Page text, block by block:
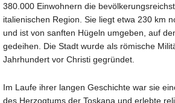
380.000 Einwohnern die
italienischen Region. Sie liegt etwa 230 km
und ist von sanften Hügeln umgeben, auf
gedeihen. Die Stadt wurde als römische
Jahrhundert vor Christi gegründet.
Im Laufe ihrer langen Geschichte war sie
des Herzogtums der Toskana und erlebte